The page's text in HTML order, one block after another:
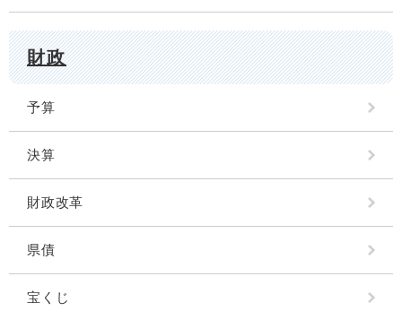
財政
予算
決算
財政改革
県債
宝くじ